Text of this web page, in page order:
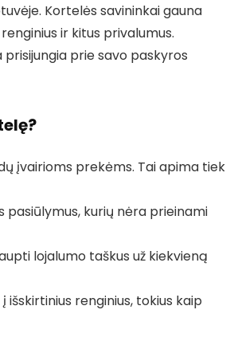
Kortelės savininkai gauna
ir kitus privalumus.
prie savo paskyros
įvairioms prekėms. Tai apima tiek
pasiūlymus, kurių nėra prieinami
lojalumo taškus už kiekvieną
išskirtinius renginius, tokius kaip